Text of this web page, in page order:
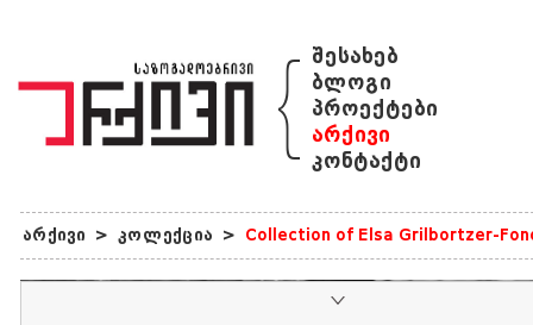
{ შესახებ
ბლოგი
პროექტები
არქივი
კონტაქტი
არქივი > კოლექცია > Collection of Elsa Grilbortzer-